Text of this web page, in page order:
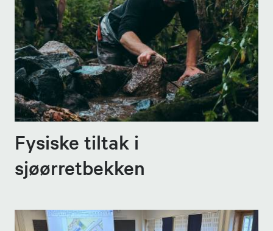
Fysiske tiltak i
sjøørretbekken